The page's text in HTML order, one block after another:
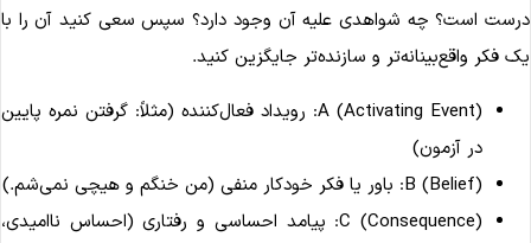
است؟ چه شواهدی علیه آن وجود دارد؟ سپس سعی کنید آن را با
فکر واقع‌بینانه‌تر و سازنده‌تر جایگزین کنید.
A (Activating Event): رویداد فعال‌کننده (مثلاً: گرفتن نمره پایین
در آزمون)
B (Belief): باور یا فکر خودکار منفی (من خنگم و هیچی نمی‌شم.)
C (Consequence): پیامد احساسی و رفتاری (احساس ناامیدی،